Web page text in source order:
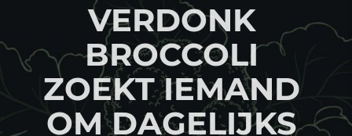
VERDONK
BROCCOLI
ZOEKT IEMAND
OM DAGELIJKS